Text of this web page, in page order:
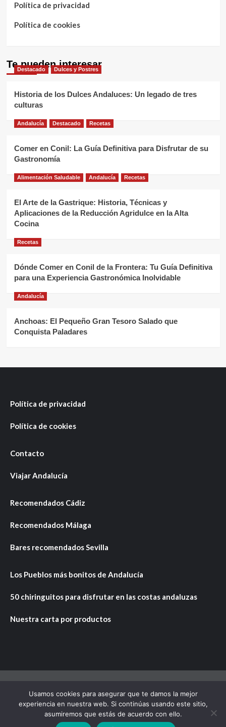
Política de privacidad
Política de cookies
Te pueden interesar
Destacado Dulces y Postres
Historia de los Dulces Andaluces: Un legado de tres
culturas
Andalucía Destacado Recetas
Comer en Conil: La Guía Definitiva para Disfrutar de su
Gastronomía
Alimentación Saludable Andalucía Recetas
El Arte de la Gastrique: Historia, Técnicas y
Aplicaciones de la Reducción Agridulce en la Alta
Cocina
Recetas
Dónde Comer en Conil de la Frontera: Tu Guía Definitiva
para una Experiencia Gastronómica Inolvidable
Andalucía
Anchoas: El Pequeño Gran Tesoro Salado que
Conquista Paladares
Política de privacidad
Política de cookies
Contacto
Viajar Andalucía
Recomendados Cádiz
Recomendados Málaga
Bares recomendados Sevilla
Los Pueblos más bonitos de Andalucía
50 chiringuitos para disfrutar en las costas andaluzas
Nuestra carta por productos
Copyright © Todos los derechos reservados.|CoverNews
por AF themes.
Usamos cookies para asegurar que te damos la mejor
experiencia en nuestra web. Si continúas usando este sitio,
asumiremos que estás de acuerdo con ello.